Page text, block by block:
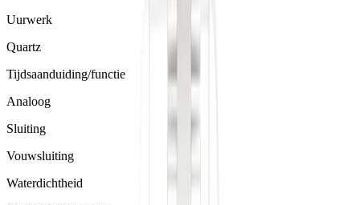
Uurwerk
Quartz
Tijdsaanduiding/functie
Analoog
Sluiting
Vouwsluiting
Waterdichtheid